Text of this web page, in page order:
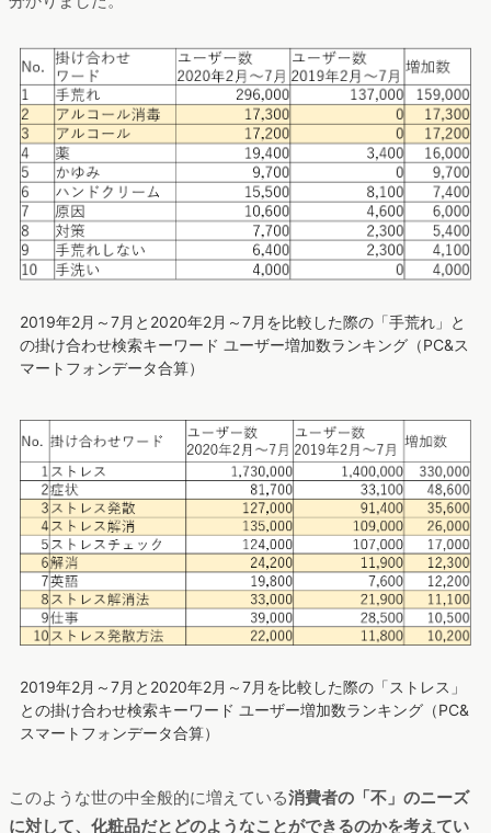
2019年2月～7月と2020年2月～7月を比較した際の「手荒れ」と
の掛け合わせ検索キーワード ユーザー増加数ランキング（PC&ス
マートフォンデータ合算）
2019年2月～7月と2020年2月～7月を比較した際の「ストレス」
との掛け合わせ検索キーワード ユーザー増加数ランキング（PC&
スマートフォンデータ合算）
このような世の中全般的に増えている消費者の「不」のニーズ
に対して、化粧品だとどのようなことができるのかを考えてい